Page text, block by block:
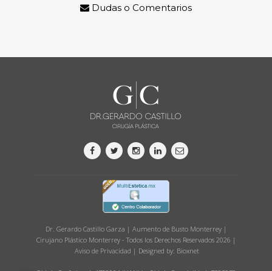
Dudas o Comentarios
Dr. Gerardo Castillo Garza | Aumento de Busto Monterrey |
Cirujano Plástico Monterrey - Todos los Derechos Reservados 2026 |
Aviso de Privacidad | Designed by: Bioxnet